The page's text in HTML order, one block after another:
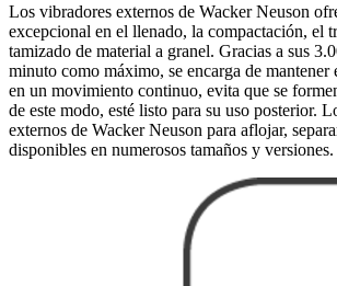
Los vibradores externos de Wacker Neuson
excepcional en el llenado, la compactación, el
tamizado de material a granel. Gracias a sus
minuto como máximo, se encarga de mantener
en un movimiento continuo, evita que se
de este modo, esté listo para su uso posterior.
externos de Wacker Neuson para aflojar,
disponibles en numerosos tamaños y versiones.